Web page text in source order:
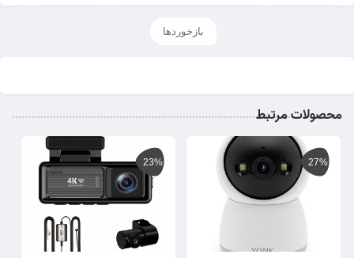
بازخوردها
محصولات مرتبط
27%
23%